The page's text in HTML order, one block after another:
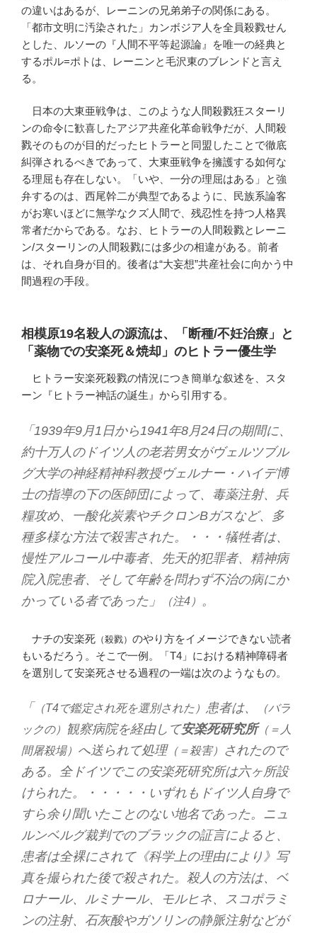
の違いはあるが、レーニンの兄弟弟子の関係にある。
「都市文明に汚染された」カンボジア人を全員殺戮せん
とした、ルソーの『人間不平等起源論』を唯一の経典と
するポル=ポトは、レーニンと毛沢東のブレンドと言え
る。
日本の大東亜戦争は、このような人間殺戮狂スターリ
ンの命令に歓喜したアジア共産化革命戦争だが、人間殺
戮そのものが目的だったヒトラーと同盟したことで徹底
糾弾されるべきであって、大東亜戦争を擁護する如何な
る理屈も存在しない。「いや、一分の理屈はある」と強
弁するのは、西尾幹二が典型であるように、民族系論客
がお寒いほどに無学なクズ人間で、残忍性を持つ人格異
常者だからである。なお、ヒトラーの人間殺戮とレーニ
ン/スターリンの人間殺戮には多少の相違がある。前者
は、それ自身が目的。後者は“大妄想”共産社会に向かう中
間過程の手段。
相模原19名殺人の源流は、「断種/不妊治療」と
「薬物での安楽死＆焼却」のヒトラー優生学
ヒトラー安楽死殺戮の情況につき簡単な叙述を、スタ
ーン『ヒトラー神話の誕生』から引用する。
「1939年9月1日から1941年8月24日の期間に、
約十万人のドイツ人の老若男女がヴェルツブル
グ大学の神経精神科教授ヴェルナー・ハイデ博
士の指導の下の医師団によって、毒薬注射、兵
糧攻め、一酸化炭素やチクロンBガスなど、多
種多様な方法で殺害された。・・・犠牲者は、
慢性アルコール中毒者、先天的犯罪者、精神病
院入院患者、そして年齢を問わず不治の病にか
かっている者であった」
（注4） 。
ナチの安楽死 （殺戮） のやり方をイメージできない読者
もいるだろう。そこで一例。「T4」における精神障碍者
を選別して安楽死させる過程の一端は次のようなもの。
「 （T4で鑑定され死を選別された） 患者は、
（バラ
ックの）
観察病院を経由して安楽死研究所（＝人
間屠殺場） へ送られて処理（＝殺害）
されたので
ある。全ドイツでこの安楽死研究所は六ヶ所設
けられた。・・・・・いずれもドイツ人自身で
すら余り聞いたことのない地名であった。ニュ
ルンベルグ裁判でのブラックの証言によると、
患者は全裸にされて《科学上の理由により》写
真を撮られた後で殺された。殺人の方法は、ベ
ロナール、ルミナール、モルヒネ、スコポラミ
ンの注射、石灰酸やガソリンの静脈注射などが